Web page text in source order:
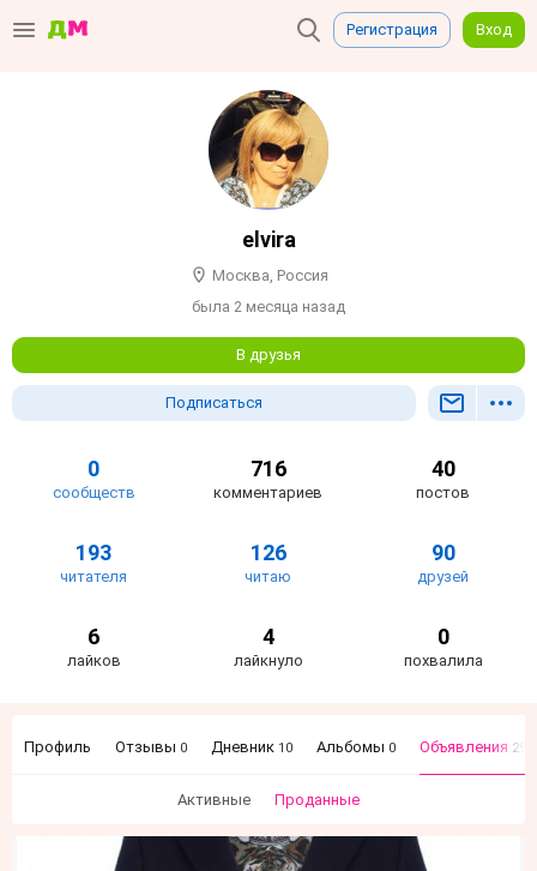
Регистрация Вход
elvira
Москва, Россия
была 2 месяца назад
В друзья
Подписаться
0
сообществ
716
комментариев
40
постов
193
читателя
126
читаю
90
друзей
6
лайков
4
лайкнуло
0
похвалила
Профиль Отзывы 0 Дневник 10 Альбомы 0 Объявления 29
Активные Проданные